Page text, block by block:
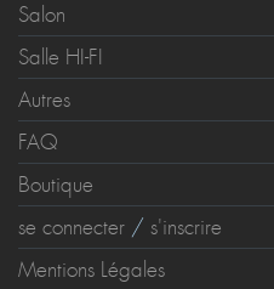
Salon
Salle HI-FI
Autres
FAQ
Boutique
se connecter / s'inscrire
Mentions Légales